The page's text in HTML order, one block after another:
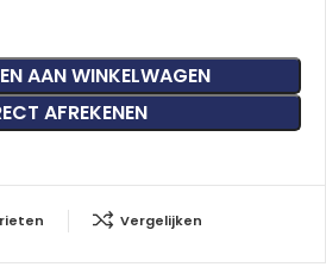
AAN WINKELWAGEN
AFREKENEN
Vergelijken